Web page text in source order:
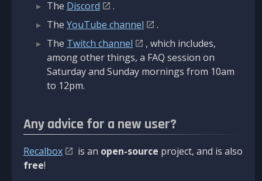
The Discord
.
The YouTube channel
.
The Twitch channel
, which includes,
among other things, a FAQ session on
Saturday and Sunday mornings from 10am
to 12pm.
Any advice for a new user?
Recalbox is an open-source project, and is also
free!